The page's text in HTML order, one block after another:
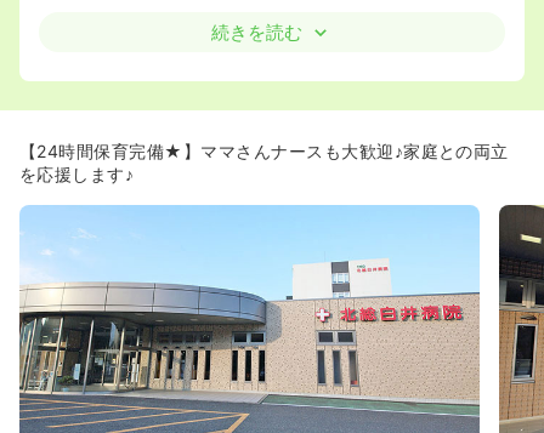
≪ママさんナースも安心！家庭との両立を応援します♪≫
マさんナースに理解のある職場です。
保育士さんが大切なお子さんを預かってくれます。（※常
勤保育士9名）
続きを読む
【24時間保育完備★】ママさんナースも大歓迎♪家庭との両立
を応援します♪